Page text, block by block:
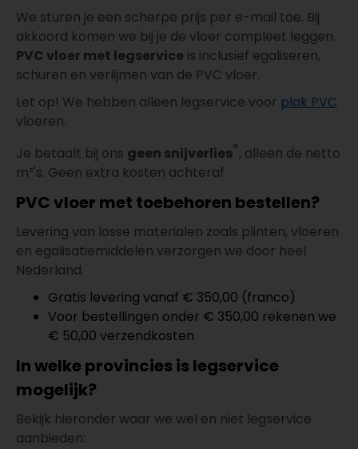
We sturen je een scherpe prijs per e-mail toe. Bij
akkoord komen we bij je de vloer compleet leggen.
PVC vloer met legservice is inclusief egaliseren,
schuren en verlijmen van de PVC vloer.
Let op! We hebben alleen legservice voor plak PVC
vloeren.
Je betaalt bij ons geen snijverlies*, alleen de netto
m²'s. Geen extra kosten achteraf.
PVC vloer met toebehoren bestellen?
Levering van losse materialen zoals plinten, vloeren
en egalisatiemiddelen verzorgen we door heel
Nederland.
Gratis levering vanaf € 350,00 (franco)
Voor bestellingen onder € 350,00 rekenen we
€ 50,00 verzendkosten
In welke provincies is legservice
mogelijk?
Bekijk hieronder waar we wel en niet legservice
aanbieden: